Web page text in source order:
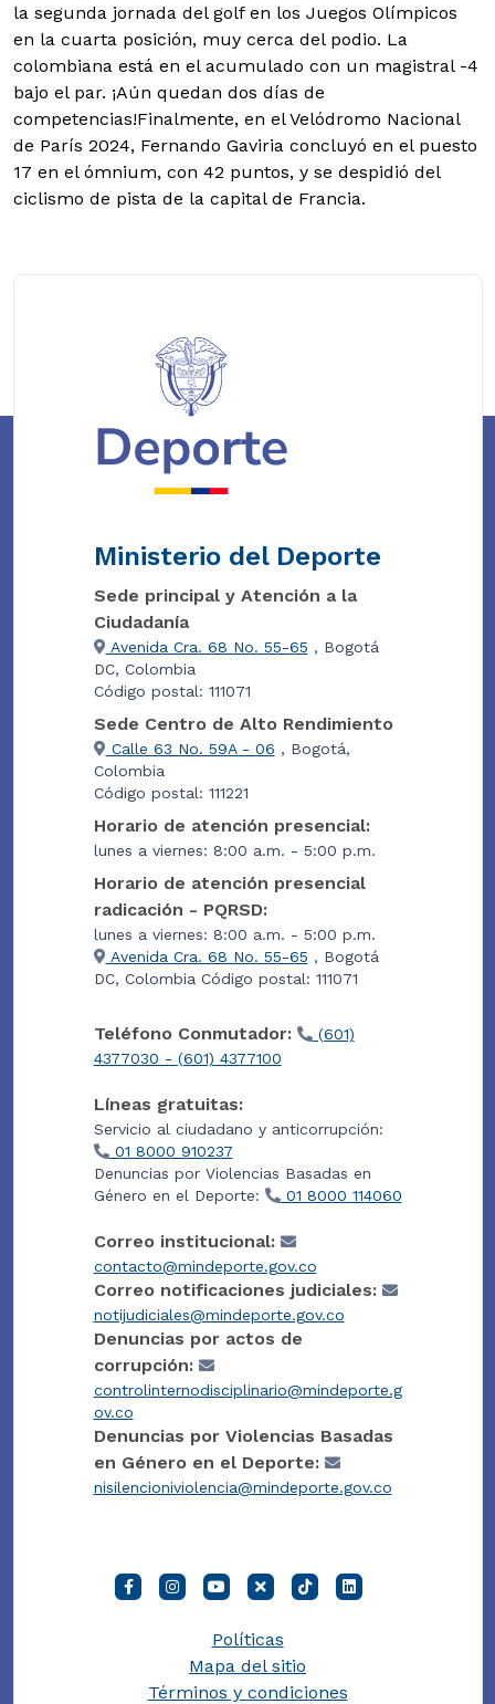
la segunda jornada del golf en los Juegos Olímpicos
en la cuarta posición, muy cerca del podio. La
colombiana está en el acumulado con un magistral -4
bajo el par. ¡Aún quedan dos días de
competencias!Finalmente, en el Velódromo Nacional
de París 2024, Fernando Gaviria concluyó en el puesto
17 en el ómnium, con 42 puntos, y se despidió del
ciclismo de pista de la capital de Francia.
Ministerio del Deporte
Sede principal y Atención a la
Ciudadanía
Avenida Cra. 68 No. 55-65 , Bogotá
DC, Colombia
Código postal: 111071
Sede Centro de Alto Rendimiento
Calle 63 No. 59A - 06 , Bogotá,
Colombia
Código postal: 111221
Horario de atención presencial:
lunes a viernes: 8:00 a.m. - 5:00 p.m.
Horario de atención presencial
radicación - PQRSD:
lunes a viernes: 8:00 a.m. - 5:00 p.m.
Avenida Cra. 68 No. 55-65 , Bogotá
DC, Colombia Código postal: 111071
Teléfono Conmutador:
(601)
4377030 - (601) 4377100
Líneas gratuitas:
Servicio al ciudadano y anticorrupción:
01 8000 910237
Denuncias por Violencias Basadas en
Género en el Deporte:
01 8000 114060
Correo institucional:
contacto@mindeporte.gov.co
Correo notificaciones judiciales:
notijudiciales@mindeporte.gov.co
Denuncias por actos de
corrupción:
controlinternodisciplinario@mindeporte.g
ov.co
Denuncias por Violencias Basadas
en Género en el Deporte:
nisilencioniviolencia@mindeporte.gov.co
Políticas
Mapa del sitio
Términos y condiciones